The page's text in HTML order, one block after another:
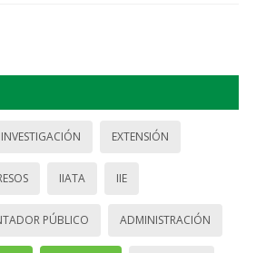
INVESTIGACIÓN EXTENSIÓN
IIATA IIE
PÚBLICO ADMINISTRACIÓN